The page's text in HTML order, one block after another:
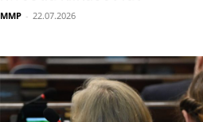
MMP - 22.07.2026